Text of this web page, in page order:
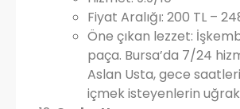
Fiyat Aralığı: 200 TL –
Öne çıkan lezzet:
paça. Bursa’da 7/24
Aslan Usta, gece
içmek isteyenlerin uğrak